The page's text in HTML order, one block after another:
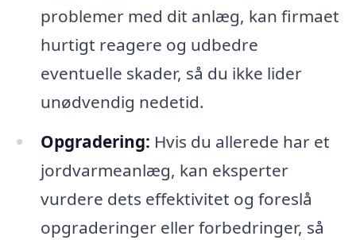
problemer med dit anlæg, kan firmaet
hurtigt reagere og udbedre
eventuelle skader, så du ikke lider
unødvendig nedetid.
Opgradering: Hvis du allerede har et
jordvarmeanlæg, kan eksperter
vurdere dets effektivitet og foreslå
opgraderinger eller forbedringer, så